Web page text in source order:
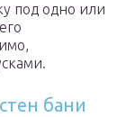
под одно или
бани